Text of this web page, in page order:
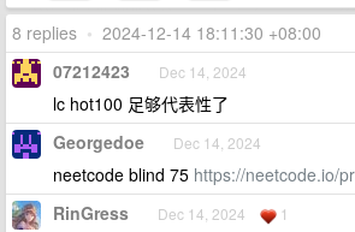
8 replies • 2024-12-14 18:11:30 +08:00
07212423 Dec 14, 2024
lc hot100 足够代表性了
Georgedoe Dec 14, 2024
neetcode blind 75 https://neetcode.io/
RinGress Dec 14, 2024 1